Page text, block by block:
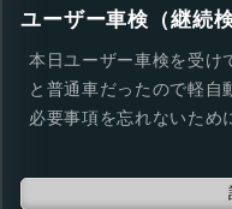
ユーザー車検（継続
本日ユーザー車検を受け
と普通車だったので軽自
必要事項を忘れないため